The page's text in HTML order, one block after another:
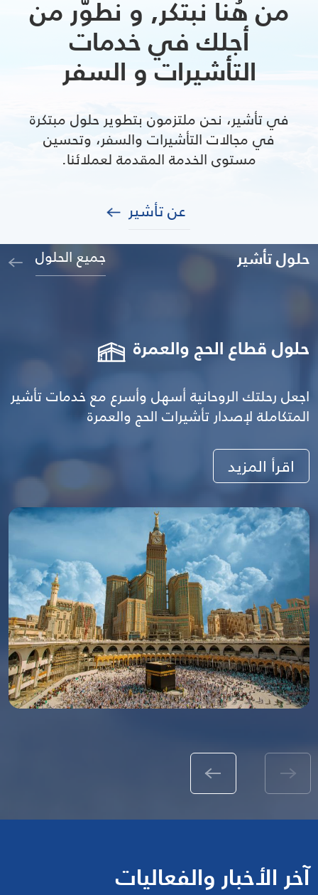
من هُنا نبتكر, و نطوّر من
أجلك في خدمات
التأشيرات و السفر
في تأشير، نحن ملتزمون بتطوير حلول مبتكرة
في مجالات التأشيرات والسفر، وتحسين
مستوى الخدمة المقدمة لعملائنا.
عن تأشير
حلول تأشير جميع الحلول
حلول قطاع الحج والعمرة
اجعل رحلتك الروحانية أسهل وأسرع مع خدمات تأشير
المتكاملة لإصدار تأشيرات الحج والعمرة
اقرأ المزيد
آخر الأخبار والفعاليات